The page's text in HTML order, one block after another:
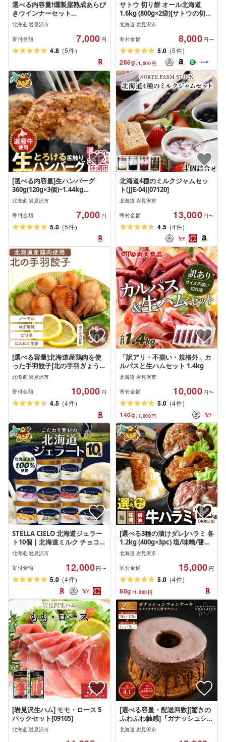
選べる内容量!燻製屋熟成あらび
きウインナーセット
900g~2160g[丸大食品]小分け ウ
インナー お弁当 あらびき ソー
セージ 北海道 岩見沢 惣菜 粗挽
き お弁当 焼肉 BBQ 冷蔵 おつま
み 食品
北海道 岩見沢市
寄付金額 7,000 円
4.8 (5件)
サトウ 切り餅 オール北海道
1.6kg (800g×2袋)[サトウの切り
餅]
北海道 岩見沢市
寄付金額 8,000 円〜
5.0 (5件)
266g /1,000円
[選べる内容量]生ハンバーグ
360g(120g×3個)~1.44kg
(120g×12個) | ハンバーグ 生ハ
ンバーグ 焼くだけ 簡単調理 冷
凍 チルド 北海道産牛 ジューシ
ー 北海道 岩見沢市
北海道 岩見沢市
寄付金額 7,000 円
5.0 (5件)
北海道4種のミルクジャムセッ
ト(JJE-04)[07120]
北海道 岩見沢市
寄付金額 13,000 円〜
4.5 (4件)
[選べる容量]北海道産鶏肉を使
った手羽餃子[北の手羽ぎょう
ざ]15個〜30個セット ≪配送地
域限定≫[53101][53102][53103]
手羽先 餃子 北海道 岩見沢 味つ
き おつまみ 晩酌 惣菜 弁当 簡単
調理 ビール 冷凍 ゆず にんにく
北海道 岩見沢市
寄付金額 10,000 円
4.5 (4件)
「訳アリ・不揃い・規格外」カ
ルパスと生ハムセット 1.4kg
北海道 岩見沢市
寄付金額 10,000 円〜
5.0 (4件)
140g /1,000円
STELLA CIELO 北海道ジェラー
ト10個 | 北海道ミルク チョコラ
ータ 北海道クリームチーズ 北
海道産十勝あずき 北海道恵比寿
かぼちゃ 北海道赤肉メロン 北
海道ハスカップ ラベンダー 北
海道トウモロコシ
北海道 岩見沢市
寄付金額 12,000 円〜
5.0 (4件)
[選べる3種の漬けダレ]ハラミ 各
1.2kg (400g×3pc) 塩/味噌/醤油
| 小分け 味付け肉 焼肉 BBQ 冷
凍 味噌 醤油 塩 焼くだけ 簡単調
理 牛肉 肉 お肉 北海道 岩見沢市
北海道 岩見沢市
寄付金額 15,000 円
5.0 (4件)
80g /1,000 円
[岩見沢生ハム] モモ・ロース 5
パックセット[09105]
北海道 岩見沢市
[選べる容量・配送回数][驚きの
ふわふわ触感]『ガナッシュシフ
ォンケーキ』キタノカオリ石窯
ガナッシュ(2ホール) 1セット〜
北海道 岩見沢市